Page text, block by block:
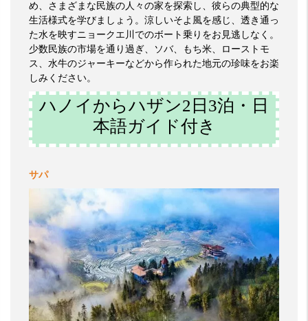
め、さまざまな民族の人々の家を探索し、彼らの典型的な
生活様式を学びましょう。涼しいそよ風を感じ、透き通っ
た水を映すニョークエ川でのボート乗りをお見逃しなく。
少数民族の市場を通り過ぎ、ソバ、もち米、ローストモ
ス、水牛のジャーキーなどから作られた地元の珍味をお楽
しみください。
ハノイからハザン2日3泊・日
本語ガイド付き
サパ